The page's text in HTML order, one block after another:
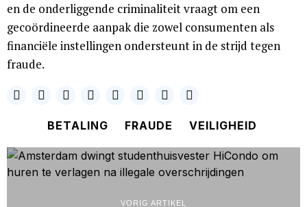
en de onderliggende criminaliteit vraagt om een
gecoördineerde aanpak die zowel consumenten als
financiële instellingen ondersteunt in de strijd tegen
fraude.
BETALING FRAUDE VEILIGHEID
VORIG ARTIKEL